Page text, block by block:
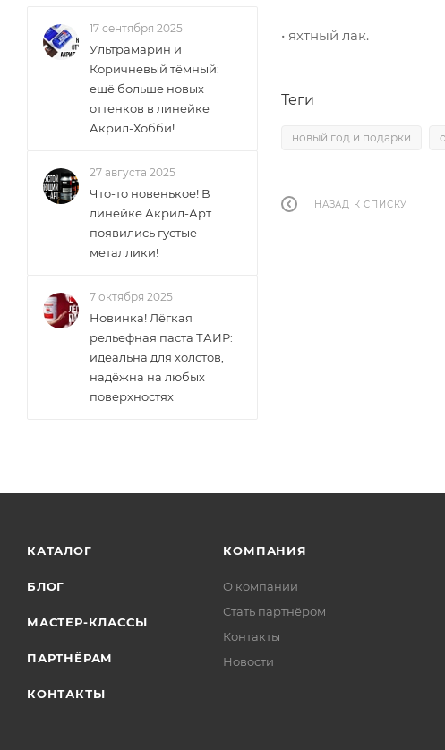
• яхтный лак.
Теги
новый год и подарки
НАЗАД К СПИСКУ
17 сентября 2025
Ультрамарин и
Коричневый тёмный:
ещё больше новых
оттенков в линейке
Акрил-Хобби!
27 августа 2025
Что-то новенькое! В
линейке Акрил-Арт
появились густые
металлики!
7 октября 2025
Новинка! Лёгкая
рельефная паста ТАИР:
идеальна для холстов,
надёжна на любых
поверхностях
КАТАЛОГ
БЛОГ
МАСТЕР-КЛАССЫ
ПАРТНЁРАМ
КОНТАКТЫ
КОМПАНИЯ
О компании
Стать партнёром
Контакты
Новости